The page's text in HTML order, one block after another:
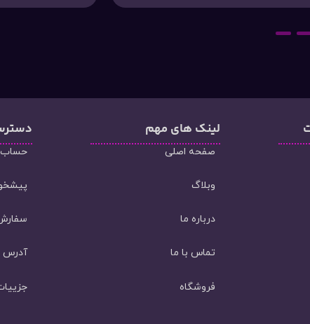
4
5
لینک های مهم
صفحه اصلی
وبلاگ
درباره ما
تماس با ما
فروشگاه
حساب
آدرس